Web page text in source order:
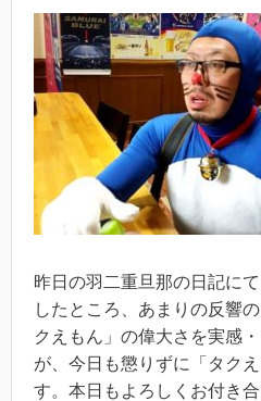
昨日の羽二重旦那の日記に
したところ、あまりの反響
クえもん」の偉大さを実感
が、今日も懲りずに「タク
す。本日もよろしくお付き合